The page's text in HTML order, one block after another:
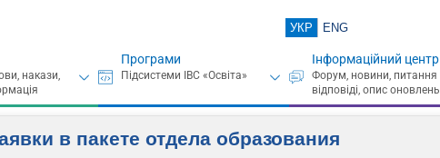
УКР ENG
Програми Інформаційний центр
в пакете отдела образования